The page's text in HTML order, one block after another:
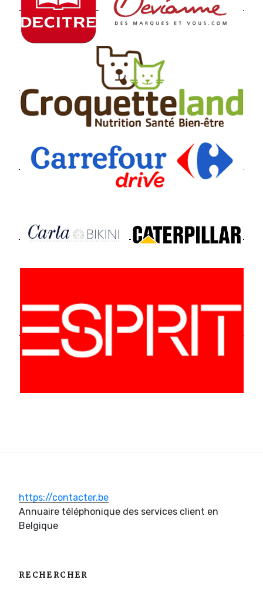
https://contacter.be
Annuaire téléphonique des services client en
Belgique
RECHERCHER